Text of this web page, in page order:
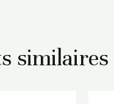
similaires